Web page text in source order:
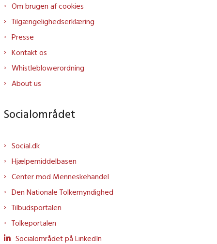
Om brugen af cookies
Tilgængelighedserklæring
Presse
Kontakt os
Whistleblowerordning
About us
Socialområdet
Social.dk
Hjælpemiddelbasen
Center mod Menneskehandel
Den Nationale Tolkemyndighed
Tilbudsportalen
Tolkeportalen
Socialområdet på LinkedIn